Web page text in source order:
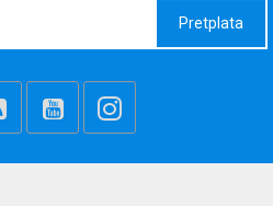
Pretplata